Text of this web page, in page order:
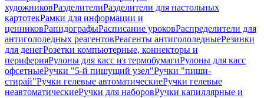
художниковРазделителиРазделители для настольных
картотекРамки для информации и
ценниковРапидографыРасписание уроковРаспределители для
антигололедных реагентовРеагенты антигололедныеРезинки
для денегРозетки компьютерные, коннекторы и
периферияРулоны для касс из термобумагиРулоны для касс
офсетныеРучки "5-й пишущий узел"Ручки "пиши-
стирай"Ручки гелевые автоматическиеРучки гелевые
неавтоматическиеРучки для наборовРучки капиллярные и